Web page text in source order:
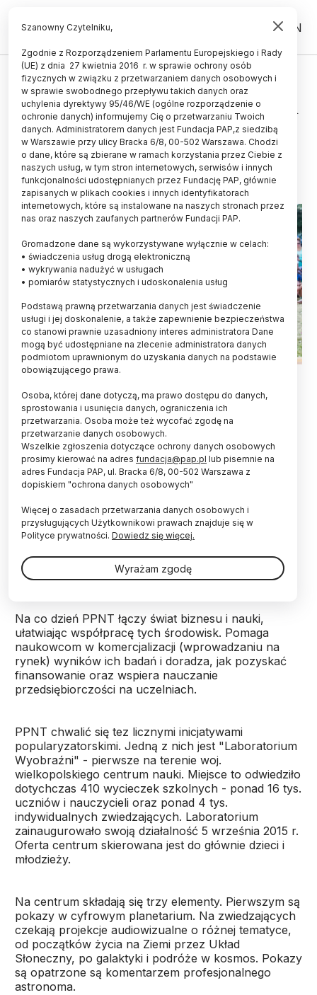
PL EN
Poznański Park Naukowo-
Technologiczny - animować dzieci
i wspierać innowatorów
07.12.2016
aktualizacja: 07.12.2016
3 minuty czytania
Przekuwanie myśli naukowej w praktykę
gospodarczą oraz intensywna działalność
edukacyjna i popularyzatorska - to filary działania
Poznańskiego Parku Naukowo-Technologicznego
(PPNT) Fundacji Uniwersytetu im. A. Mickiewicza
w Poznaniu. To właśnie tam powstało pierwsze w
Wielkopolsce centrum nauki - "Laboratorium
Wyobraźni".
PPNT jest finalistą w kategorii Instytucje w XII edycji
przez serwis PAP - Nauka w Polsce oraz
Ministerstwo Nauki i Szkolnictwa Wyższego.
Na co dzień PPNT łączy świat biznesu i nauki,
ułatwiając współpracę tych środowisk. Pomaga
naukowcom w komercjalizacji (wprowadzaniu na
rynek) wyników ich badań i doradza, jak pozyskać
finansowanie oraz wspiera nauczanie
przedsiębiorczości na uczelniach.
PPNT chwalić się tez licznymi inicjatywami
popularyzatorskimi. Jedną z nich jest "Laboratorium
Wyobraźni" - pierwsze na terenie woj.
wielkopolskiego centrum nauki. Miejsce to odwiedziło
dotychczas 410 wycieczek szkolnych - ponad 16 tys.
uczniów i nauczycieli oraz ponad 4 tys.
indywidualnych zwiedzających. Laboratorium
zainaugurowało swoją działalność 5 września 2015 r.
Oferta centrum skierowana jest do głównie dzieci i
młodzieży.
Na centrum składają się trzy elementy. Pierwszym są
pokazy w cyfrowym planetarium. Na zwiedzających
czekają projekcje audiowizualne o różnej tematyce,
od początków życia na Ziemi przez Układ
Słoneczny, po galaktyki i podróże w kosmos. Pokazy
są opatrzone są komentarzem profesjonalnego
astronoma.
Szanowny Czytelniku,
Zgodnie z Rozporządzeniem Parlamentu Europejskiego i Rady
(UE) z dnia 27 kwietnia 2016 r. w sprawie ochrony osób
fizycznych w związku z przetwarzaniem danych osobowych i
w sprawie swobodnego przepływu takich danych oraz
uchylenia dyrektywy 95/46/WE (ogólne rozporządzenie o
ochronie danych) informujemy Cię o przetwarzaniu Twoich
danych. Administratorem danych jest Fundacja PAP,z siedzibą
w Warszawie przy ulicy Bracka 6/8, 00-502 Warszawa. Chodzi
o dane, które są zbierane w ramach korzystania przez Ciebie z
naszych usług, w tym stron internetowych, serwisów i innych
funkcjonalności udostępnianych przez Fundację PAP, głównie
zapisanych w plikach cookies i innych identyfikatorach
internetowych, które są instalowane na naszych stronach przez
nas oraz naszych zaufanych partnerów Fundacji PAP.
Gromadzone dane są wykorzystywane wyłącznie w celach:
• świadczenia usług drogą elektroniczną
• wykrywania nadużyć w usługach
• pomiarów statystycznych i udoskonalenia usług
Podstawą prawną przetwarzania danych jest świadczenie
usługi i jej doskonalenie, a także zapewnienie bezpieczeństwa
co stanowi prawnie uzasadniony interes administratora Dane
mogą być udostępniane na zlecenie administratora danych
podmiotom uprawnionym do uzyskania danych na podstawie
obowiązującego prawa.
Osoba, której dane dotyczą, ma prawo dostępu do danych,
sprostowania i usunięcia danych, ograniczenia ich
przetwarzania. Osoba może też wycofać zgodę na
przetwarzanie danych osobowych.
Wszelkie zgłoszenia dotyczące ochrony danych osobowych
prosimy kierować na adres fundacja@pap.pl lub pisemnie na
adres Fundacja PAP, ul. Bracka 6/8, 00-502 Warszawa z
dopiskiem "ochrona danych osobowych"
Więcej o zasadach przetwarzania danych osobowych i
przysługujących Użytkownikowi prawach znajduje się w
Polityce prywatności. Dowiedz się więcej.
Wyrażam zgodę